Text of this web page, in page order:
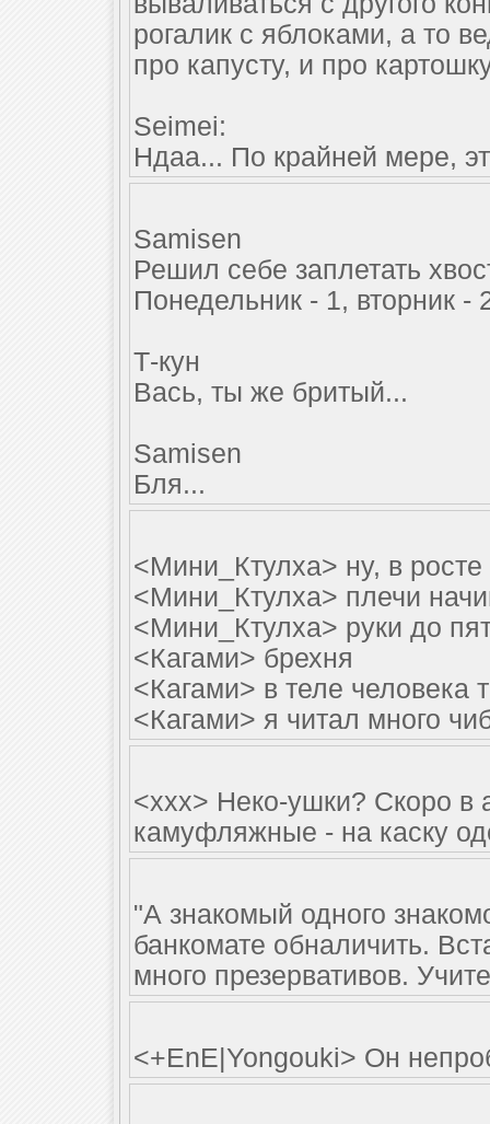
рогалик с яблоками, а то
про капусту, и про
Seimei:
Ндаа... По крайней мере,
Samisen
Решил себе заплетать
Понедельник - 1, вторник -
Т-кун
Вась, ты же бритый...
Samisen
Бля...
<Мини_Ктулха> ну, в росте
<Мини_Ктулха> плечи
<Мини_Ктулха> руки до
<Кагами> брехня
<Кагами> в теле человека
<Кагами> я читал много
<xxx> Неко-ушки? Скоро в
камуфляжные - на каску
"А знакомый одного
банкомате обналичить.
много презервативов.
<+EnE|Yongouki> Он